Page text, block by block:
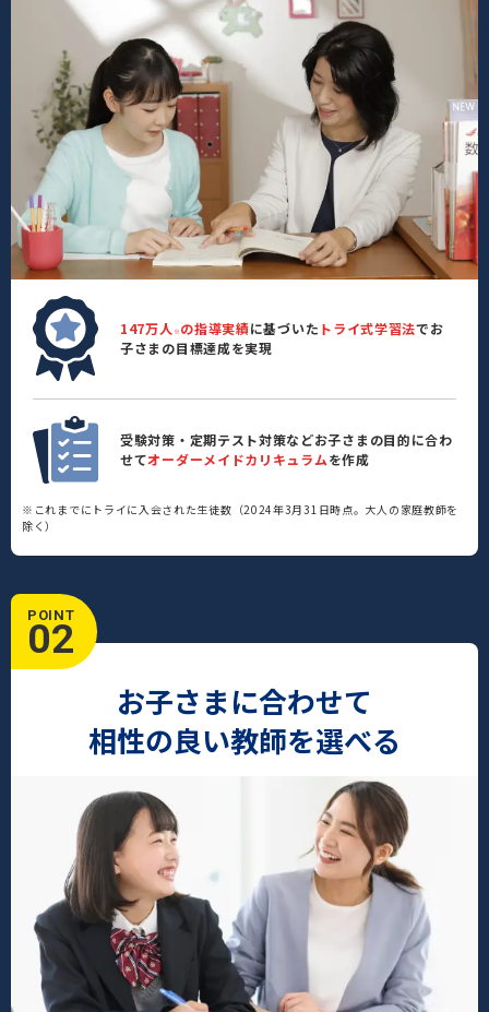
147万人 ※ の指導実績に基づいた トライ式学習法でお
子さまの目標達成を実現
受験対策・定期テスト対策などお子さまの目的に合わ
せてオーダーメイドカリキュラムを作成
※これまでにトライに入会された生徒数（2024年3月31日時点。大人の家庭教師を
除く）
POINT
02
お子さまに合わせて
相性の良い教師を選べる